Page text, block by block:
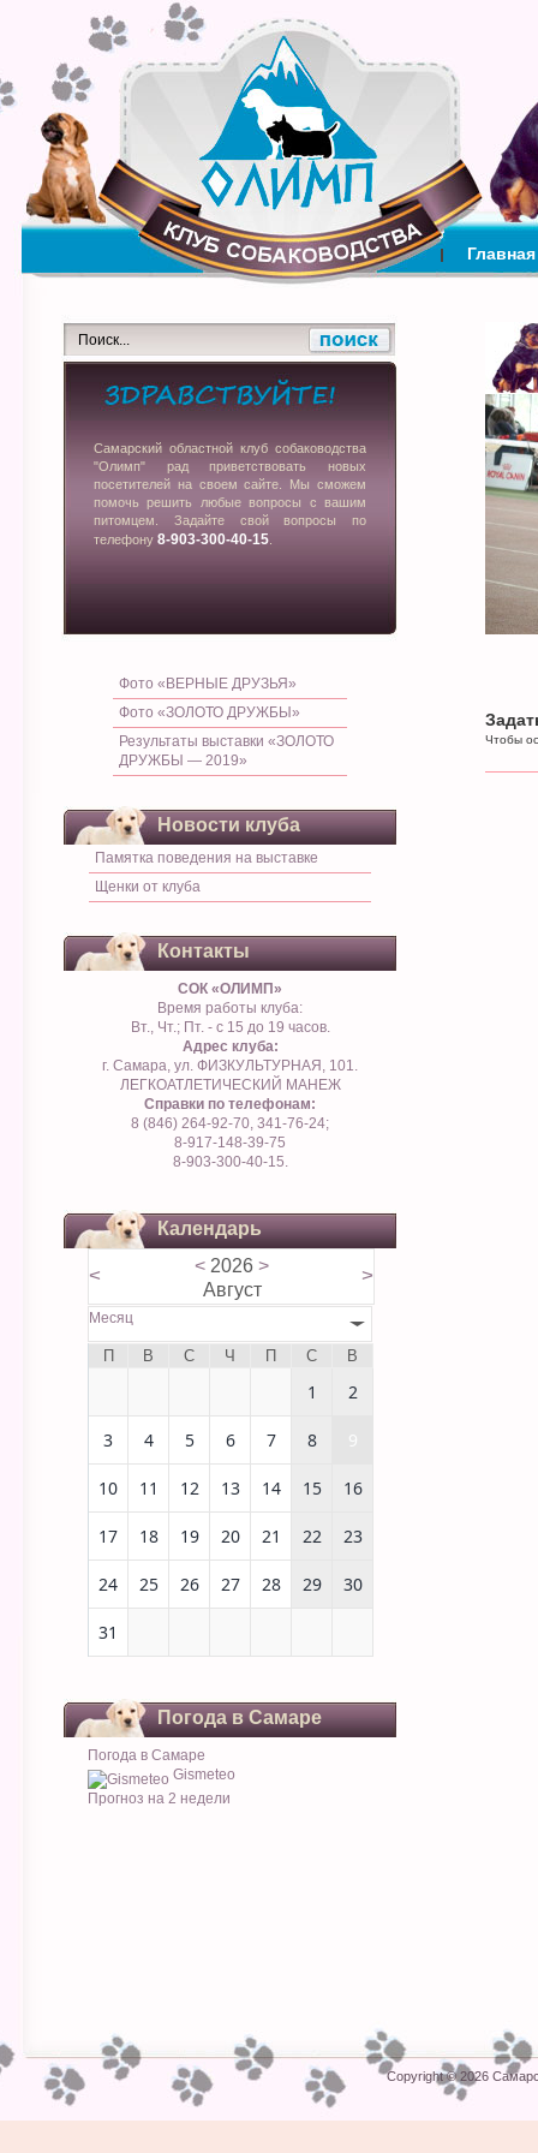
Главная
Самарский областной клуб собаководства
"Олимп" рад приветствовать новых
посетителей на своем сайте. Мы сможем
помочь решить любые вопросы с вашим
питомцем. Задайте свой вопросы по
телефону 8-903-300-40-15
Фото «ВЕРНЫЕ ДРУЗЬЯ»
Фото «ЗОЛОТО ДРУЖБЫ»
Результаты выставки «ЗОЛОТО
ДРУЖБЫ — 2019»
Новости клуба
Памятка поведения на выставке
Щенки от клуба
Контакты
СОК «ОЛИМП»
Время работы клуба:
Вт., Чт.; Пт. - с 15 до 19 часов.
Адрес клуба:
г. Самара, ул. ФИЗКУЛЬТУРНАЯ, 101.
ЛЕГКОАТЛЕТИЧЕСКИЙ МАНЕЖ
Справки по телефонам:
8 (846) 264-92-70, 341-76-24;
8-917-148-39-75
8-903-300-40-15.
Календарь
< < 2026 >
Август
>
Месяц
П В С Ч П С В
1 2
3 4 5 6 7 8 9
10 11 12 13 14 15 16
17 18 19 20 21 22 23
24 25 26 27 28 29 30
31
Погода в Самаре
Погода в Самаре
Gismeteo
Прогноз на 2 недели
Чтобы
Copyright © 2026